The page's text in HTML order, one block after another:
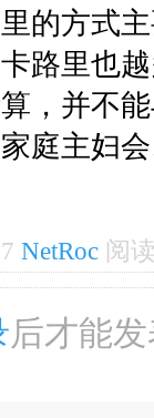
的方式
路里也
，并不
庭主妇
NetRoc 阅
后才能